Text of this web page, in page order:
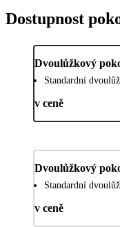
Dostupnost
Dvoulůžkový
Standardní
v ceně
Dvoulůžkový
Standardní
v ceně